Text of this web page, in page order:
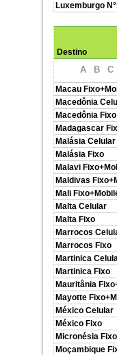
Luxemburgo
Destino
A B C
Macau
Macedônia
Macedônia Fixo
Madagascar
Malásia Celular
Malásia Fixo
Malavi
Maldivas
Mali
Malta Celular
Malta Fixo
Marrocos
Marrocos Fixo
Martinica
Martinica Fixo
Mauritânia
Mayotte
México Celular
México Fixo
Micronésia Fixo
Moçambique